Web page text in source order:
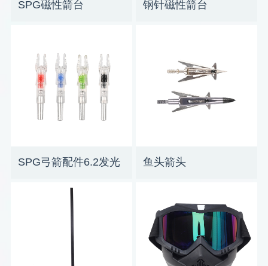
SPG磁性箭台 钢针磁性箭台
SPG弓箭配件6.2发光
鱼头箭头